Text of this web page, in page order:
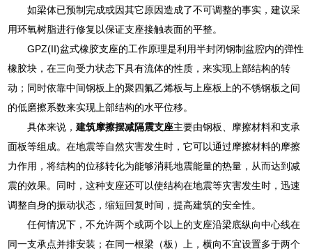
如梁体已预制完成或因其它原因造成了不可调整的事实，建议采
用环氧树脂进行修复以保证支座接触表面的平整。
GPZ(II)盆式橡胶支座的工作原理是利用半封闭钢制盆腔内的弹性
橡胶块，在三向受力状态下具有流体的性质，来实现上部结构的转
动；同时依靠中间钢板上的聚四氟乙烯板与上座板上的不锈钢板之间
的低磨擦系数来实现上部结构的水平位移。
具体来说，建筑摩擦摆减隔震支座主要由钢板、摩擦材料和支承
面板等组成。在地震等自然灾害发生时，它可以通过摩擦材料的摩擦
力作用，将结构的位移转化为能够消耗地震能量的热量，从而达到减
震的效果。同时，这种支座还可以使结构在地震等灾害发生时，迅速
调整自身的振动状态，缩短回复时间，提高建筑的安全性。
任何情况下，不允许两个或两个以上的支座沿梁底纵向中心线在
同一支承点并排安装；在同一根梁（板）上，横向不宜设置多于两个